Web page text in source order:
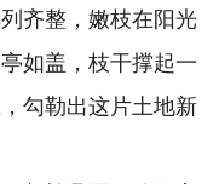
齐整，嫩枝在阳光
如盖，枝干撑起一
勾勒出这片土地新